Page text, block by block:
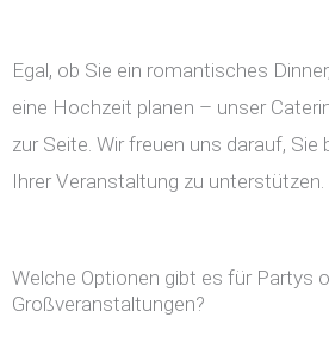
Egal, ob Sie ein romantisches
eine Hochzeit planen – unser
zur Seite. Wir freuen uns darauf, Sie
Ihrer Veranstaltung zu unterstützen.
Welche Optionen gibt es für Partys
Großveranstaltungen?